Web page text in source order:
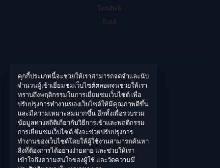
โทรศัพท์:
อีเมล์:
บัญชีของฉัน
เข้าสู่ระบบ
ประวัติการสั่งซื้อ
สิ่งที่อยากได้ของฉัน
ติดตามการสั่งซื้อ
คุกกี้ประเภทนี้จะช่วยให้เราสามารถจดจำและนับ
จำนวนผู้เข้าเยี่ยมชมเว็บไซต์ตลอดจนช่วยให้เรา
ทราบถึงพฤติกรรมในการเยี่ยมชมเว็บไซต์ เพื่อ
ปรับปรุงการทำงานของเว็บไซต์ให้มีคุณภาพดีขึ้น
และมีความเหมาะสมมากขึ้น อีกทั้งเพื่อรวบรวม
ข้อมูลทางสถิติเกี่ยวกับวิธีการเข้าและพฤติกรรม
การเยี่ยมชมเว็บไซต์ ซึ่งจะช่วยปรับปรุงการ
ทำงานของเว็บไซต์โดยให้ผู้ใช้งานสามารถค้นหา
สิ่งที่ต้องการได้อย่างง่ายดาย และช่วยให้เรา
เข้าใจถึงความสนใจของผู้ใช้ และวัดความมี